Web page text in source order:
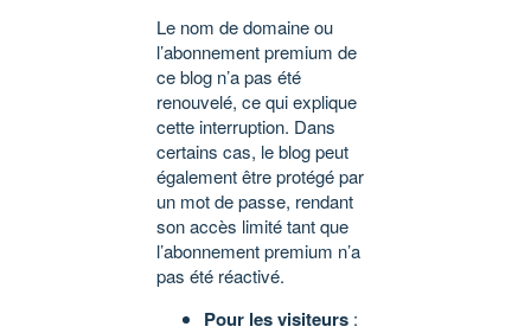
Le nom de domaine ou
l’abonnement premium de
ce blog n’a pas été
renouvelé, ce qui explique
cette interruption. Dans
certains cas, le blog peut
également être protégé par
un mot de passe, rendant
son accès limité tant que
l’abonnement premium n’a
pas été réactivé.
Pour les visiteurs :